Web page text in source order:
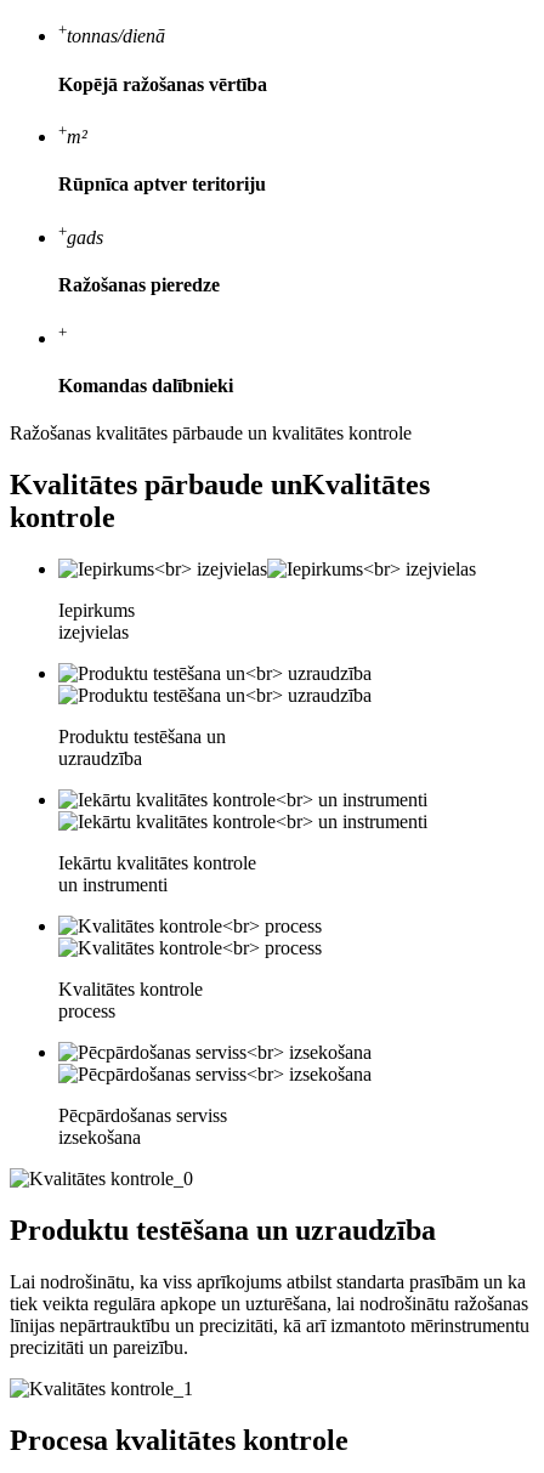
+tonnas/dienā
Kopējā ražošanas vērtība
+m²
Rūpnīca aptver teritoriju
+gads
Ražošanas pieredze
+
Komandas dalībnieki
Ražošanas kvalitātes pārbaude un kvalitātes kontrole
Kvalitātes pārbaude unKvalitātes
kontrole
Iepirkums
izejvielas
Produktu testēšana un
uzraudzība
Iekārtu kvalitātes kontrole
un instrumenti
Kvalitātes kontrole
process
Pēcpārdošanas serviss
izsekošana
Produktu testēšana un uzraudzība
Lai nodrošinātu, ka viss aprīkojums atbilst standarta prasībām un ka
tiek veikta regulāra apkope un uzturēšana, lai nodrošinātu ražošanas
līnijas nepārtrauktību un precizitāti, kā arī izmantoto mērinstrumentu
precizitāti un pareizību.
Procesa kvalitātes kontrole